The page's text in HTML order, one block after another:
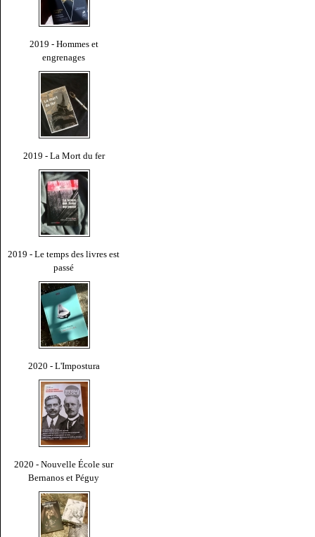
2019 - Hommes et
engrenages
2019 - La Mort du fer
2019 - Le temps des livres est
passé
2020 - L'Impostura
2020 - Nouvelle École sur
Bernanos et Péguy